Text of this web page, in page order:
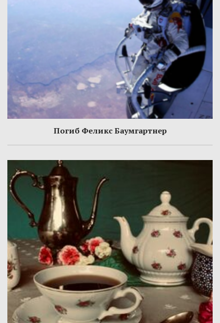
Погиб Феликс Баумгартнер